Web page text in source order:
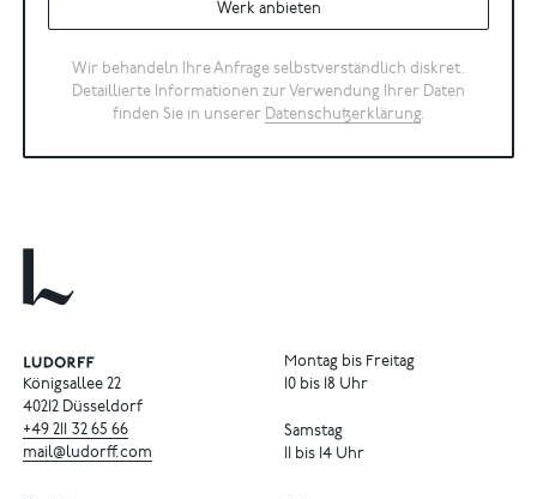
Werk anbieten
Wir behandeln Ihre Anfrage selbstverständlich diskret.
Detaillierte Informationen zur Verwendung Ihrer Daten
finden Sie in unserer Datenschutzerklärung.
Königsallee 22
40212 Düsseldorf
+49 211 32 65 66
mail@ludorff.com
Montag bis Freitag
10 bis 18 Uhr
Samstag
11 bis 14 Uhr